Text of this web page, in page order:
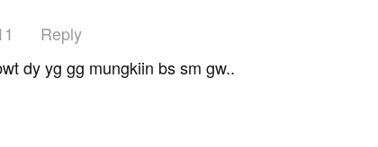
Reply
dy yg gg mungkiin bs sm gw..